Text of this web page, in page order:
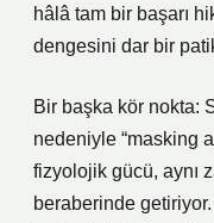
hâlâ tam bir başarı
dengesini dar bir
Bir başka kör nokta:
nedeniyle “masking
fizyolojik gücü, aynı
beraberinde